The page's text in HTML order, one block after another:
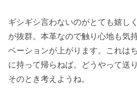
ギシギシ言わないのがとても嬉し
が抜群。本革なので触り心地も気
ベーションが上がります。これは
に持って帰らねば。どうやって送
そのとき考えようね。